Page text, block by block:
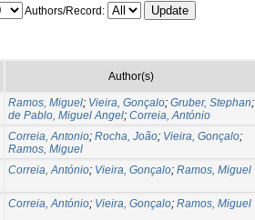
Authors/Record:
Author(s)
Ramos, Miguel; Vieira, Gonçalo; Gruber, Stephan;
de Pablo, Miguel Angel; Correia, António
Correia, Antonio; Rocha, João; Vieira, Gonçalo;
Ramos, Miguel
Correia, António; Vieira, Gonçalo; Ramos, Miguel
Correia, António; Vieira, Gonçalo; Ramos, Miguel